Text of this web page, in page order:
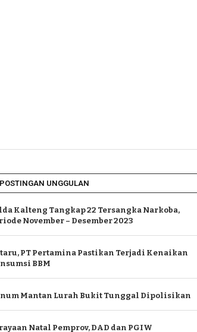
POSTINGAN UNGGULAN
Kalteng Tangkap 22 Tersangka Narkoba,
November – Desember 2023
PT Pertamina Pastikan Terjadi Kenaikan
BBM
Mantan Lurah Bukit Tunggal Dipolisikan
Natal Pemprov, DAD dan PGIW